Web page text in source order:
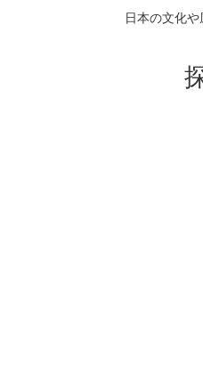
日本の文化